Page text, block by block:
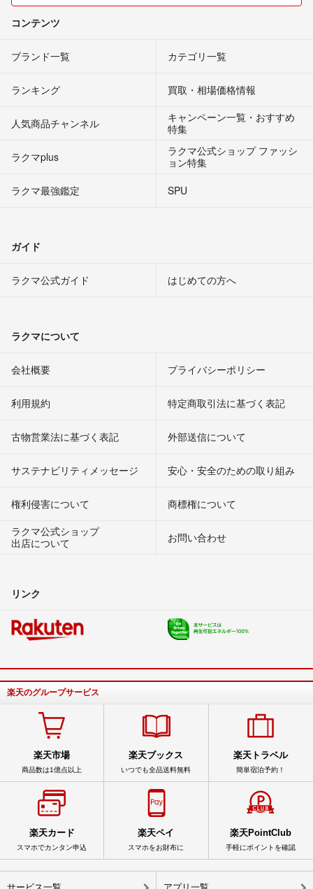
コンテンツ
ブランド一覧 カテゴリ一覧
ランキング 買取・相場価格情報
人気商品チャンネル
キャンペーン一覧・おすすめ
特集
ラクマplus
ラクマ公式ショップ ファッシ
ョン特集
ラクマ最強鑑定
SPU
ガイド
ラクマ公式ガイド はじめての方へ
ラクマについて
会社概要 プライバシーポリシー
利用規約 特定商取引法に基づく表記
古物営業法に基づく表記 外部送信について
サステナビリティメッセージ 安心・安全のための取り組み
権利侵害について
商標権について
ラクマ公式ショップ
出店について
お問い合わせ
リンク
楽天のグループサービス
楽天市場
商品数は1億点以上
楽天ブックス
いつでも全品送料無料
楽天トラベル
簡単宿泊予約！
楽天カード
スマホでカンタン申込
楽天ペイ
スマホをお財布に
楽天PointClub
手軽にポイントを確認